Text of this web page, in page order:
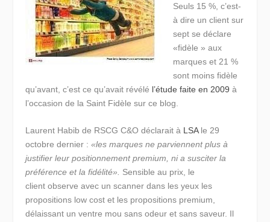
Seuls 15 %, c’est-
à dire un client sur
sept se déclare
«fidèle » aux
marques et 21 %
sont moins fidèle
qu’avant, c’est ce qu’avait révélé l’étude faite en 2009 à
l’occasion de la Saint Fidèle sur ce blog.
Laurent Habib de RSCG C&O déclarait à LSAle 29
octobre dernier :«les marques ne parviennent plus à
justifier leur positionnement premium, ni a susciter la
préférence et la fidélité». Sensible au prix, le
client observe avec un scanner dans les yeux les
propositions low cost et les propositions premium,
délaissant un ventre mou sans odeur et sans saveur. Il